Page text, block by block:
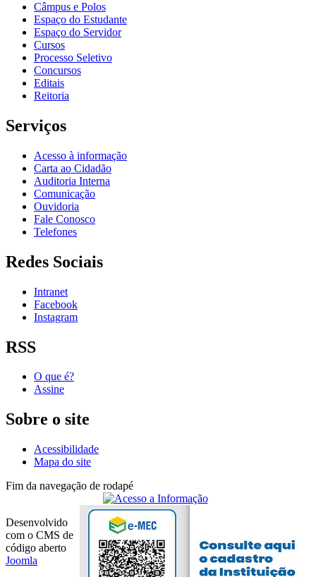
Câmpus e Polos
Espaço do Estudante
Espaço do Servidor
Cursos
Processo Seletivo
Concursos
Editais
Reitoria
Serviços
Acesso à informação
Carta ao Cidadão
Auditoria Interna
Comunicação
Ouvidoria
Fale Conosco
Telefones
Redes Sociais
Intranet
Facebook
Instagram
RSS
O que é?
Assine
Sobre o site
Acessibilidade
Mapa do site
Fim da navegação de rodapé
Desenvolvido
com o CMS de
código aberto
Joomla